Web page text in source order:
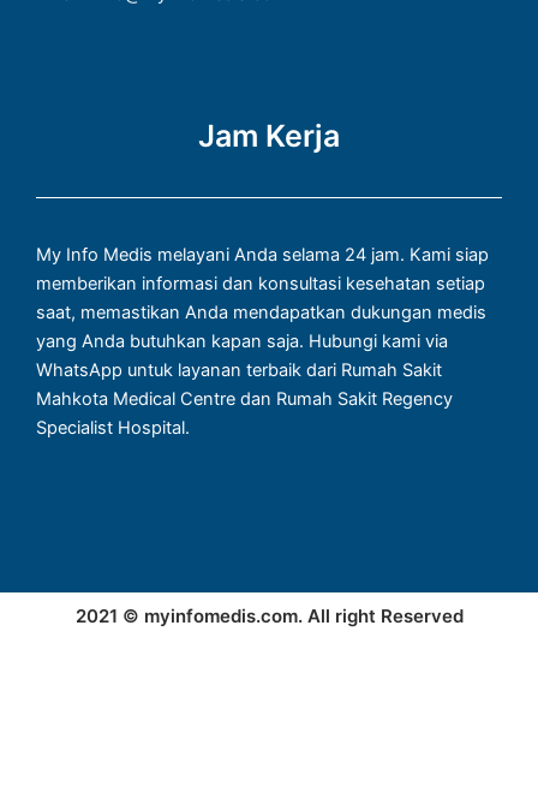
Jam Kerja
My Info Medis melayani Anda selama 24 jam. Kami siap
memberikan informasi dan konsultasi kesehatan setiap
saat, memastikan Anda mendapatkan dukungan medis
yang Anda butuhkan kapan saja. Hubungi kami via
WhatsApp untuk layanan terbaik dari Rumah Sakit
Mahkota Medical Centre dan Rumah Sakit Regency
Specialist Hospital.
2021 © myinfomedis.com. All right Reserved